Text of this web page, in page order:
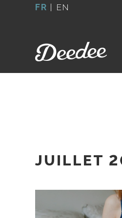
FR | EN
JUILLET